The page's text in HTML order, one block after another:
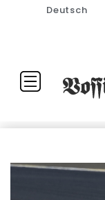
Deutsch